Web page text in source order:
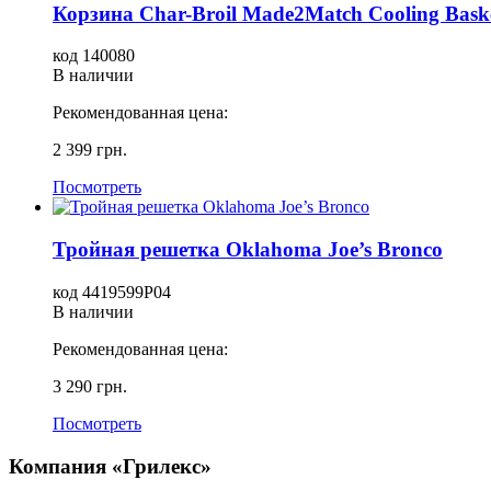
Корзина Char-Broil Made2Match Cooling
код 140080
В наличии
Рекомендованная цена:
2 399 грн.
Посмотреть
Тройная решетка Oklahoma Joe’s Bronco
код 4419599P04
В наличии
Рекомендованная цена:
3 290 грн.
Посмотреть
Компания «Грилекс»